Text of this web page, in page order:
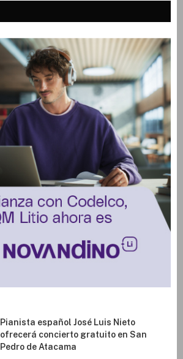
Pianista español José Luis Nieto
ofrecerá concierto gratuito en San
Pedro de Atacama